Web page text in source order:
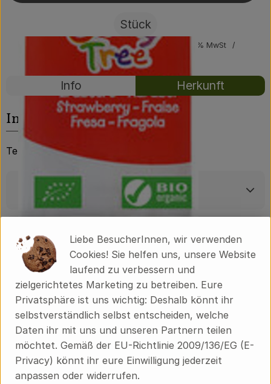
Über uns
Stück
1,29 €/ Stück 99,23 €
7% MwSt
Handelsklasse II
Rezepte
Info Herkunft
Entdecke passende RezepteEs wurden
Info
TerraSana
Produktinformationen
Zutaten
Produktdatenblatt
Herkunft
Hersteller: CND
Liebe BesucherInnen, wir verwenden
Cookies! Sie helfen uns, unsere Website
laufend zu verbessern und
zielgerichtetes Marketing zu betreiben. Eure
Privatsphäre ist uns wichtig: Deshalb könnt ihr
selbstverständlich selbst entscheiden, welche
Daten ihr mit uns und unseren Partnern teilen
möchtet. Gemäß der EU-Richtlinie 2009/136/EG (E-
Privacy) könnt ihr eure Einwilligung jederzeit
anpassen oder widerrufen.